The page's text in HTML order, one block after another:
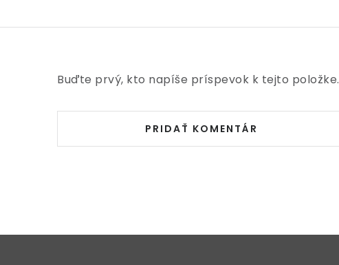
Buďte prvý, kto napíše príspevok k tejto položke.
PRIDAŤ KOMENTÁR